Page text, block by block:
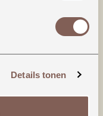
Details tonen